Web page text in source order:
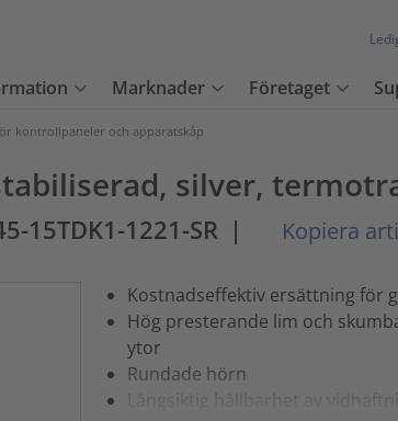
Marknader Företaget
kontrollpaneler och apparatskåp
silver,
15TDK1-1221-SR | Kopiera
Kostnadseffektiv ersättning för
Hög presterande lim och
ytor
Rundade hörn
Långsiktig hållbarhet av